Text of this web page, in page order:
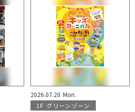
2026.07.20 Mon.
1F グリーンゾーン